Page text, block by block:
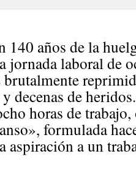
140 años de la
jornada laboral de
decenas de
horas de
formulada
aspiración a un